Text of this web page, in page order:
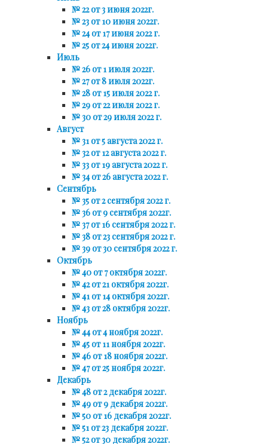
№ 22 от 3 июня 2022г.
№ 23 от 10 июня 2022г.
№ 24 от 17 июня 2022 г.
№ 25 от 24 июня 2022г.
Июль
№ 26 от 1 июля 2022г.
№ 27 от 8 июля 2022г.
№ 28 от 15 июля 2022 г.
№ 29 от 22 июля 2022 г.
№ 30 от 29 июля 2022 г.
Август
№ 31 от 5 августа 2022 г.
№ 32 от 12 августа 2022 г.
№ 33 от 19 августа 2022 г.
№ 34 от 26 августа 2022 г.
Сентябрь
№ 35 от 2 сентября 2022 г.
№ 36 от 9 сентября 2022г.
№ 37 от 16 сентября 2022 г.
№ 38 от 23 сентября 2022 г.
№ 39 от 30 сентября 2022 г.
Октябрь
№ 40 от 7 октября 2022г.
№ 42 от 21 октября 2022г.
№ 41 от 14 октября 2022г.
№ 43 от 28 октября 2022г.
Ноябрь
№ 44 от 4 ноября 2022г.
№ 45 от 11 ноября 2022г.
№ 46 от 18 ноября 2022г.
№ 47 от 25 ноября 2022г.
Декабрь
№ 48 от 2 декабря 2022г.
№ 49 от 9 декабря 2022г.
№ 50 от 16 декабря 2022г.
№ 51 от 23 декабря 2022г.
№ 52 от 30 декабря 2022г.